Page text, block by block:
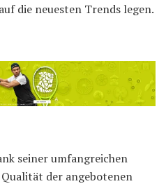
die neuesten Trends legen.
seiner umfangreichen
der angebotenen